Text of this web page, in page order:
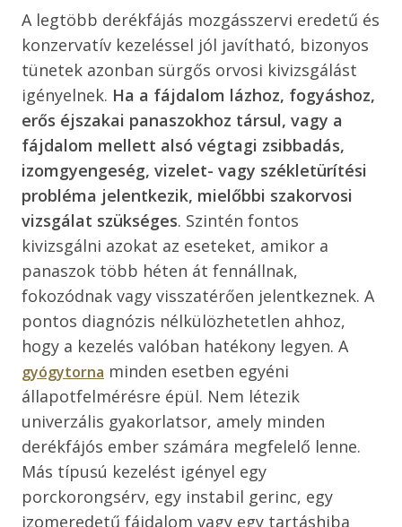
A legtöbb derékfájás mozgásszervi eredetű és
konzervatív kezeléssel jól javítható, bizonyos
tünetek azonban sürgős orvosi kivizsgálást
igényelnek. Ha a fájdalom lázhoz, fogyáshoz,
erős éjszakai panaszokhoz társul, vagy a
fájdalom mellett alsó végtagi zsibbadás,
izomgyengeség, vizelet- vagy székletürítési
probléma jelentkezik, mielőbbi szakorvosi
vizsgálat szükséges. Szintén fontos
kivizsgálni azokat az eseteket, amikor a
panaszok több héten át fennállnak,
fokozódnak vagy visszatérően jelentkeznek. A
pontos diagnózis nélkülözhetetlen ahhoz,
hogy a kezelés valóban hatékony legyen. A
gyógytorna minden esetben egyéni
állapotfelmérésre épül. Nem létezik
univerzális gyakorlatsor, amely minden
derékfájós ember számára megfelelő lenne.
Más típusú kezelést igényel egy
porckorongsérv, egy instabil gerinc, egy
izomeredetű fájdalom vagy egy tartáshiba